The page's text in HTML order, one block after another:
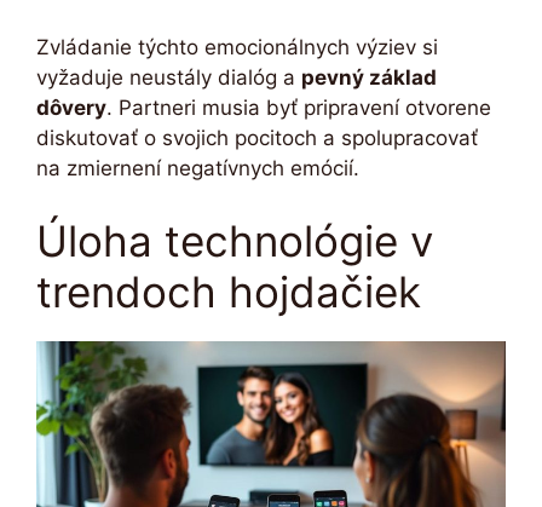
Zvládanie týchto emocionálnych výziev si
vyžaduje neustály dialóg a pevný základ
dôvery. Partneri musia byť pripravení otvorene
diskutovať o svojich pocitoch a spolupracovať
na zmiernení negatívnych emócií.
Úloha technológie v
trendoch hojdačiek